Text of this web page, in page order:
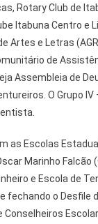
Rotary Club de
Itabuna Centro e
Artes e Letras
de
Assembleia de
O Grupo
as Escolas
Marinho Falcão
e Escola de
fechando o Desfile
Conselheiros